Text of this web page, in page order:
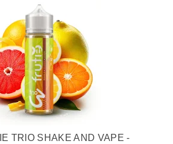
TRIO SHAKE AND VAPE -